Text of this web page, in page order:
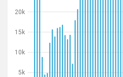
5k
10k
15k
20k